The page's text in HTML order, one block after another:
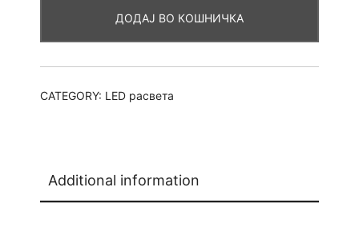
црна
рамка
quantity
ДОДАЈ ВО КОШНИЧКА
CATEGORY: LED расвета
Additional information